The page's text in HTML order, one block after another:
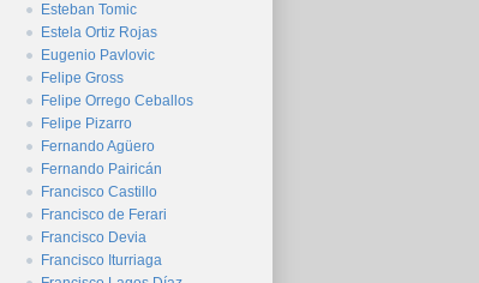
Esteban Tomic
Estela Ortiz Rojas
Eugenio Pavlovic
Felipe Gross
Felipe Orrego Ceballos
Felipe Pizarro
Fernando Agüero
Fernando Pairicán
Francisco Castillo
Francisco de Ferari
Francisco Devia
Francisco Iturriaga